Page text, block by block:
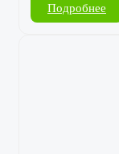
Подробнее